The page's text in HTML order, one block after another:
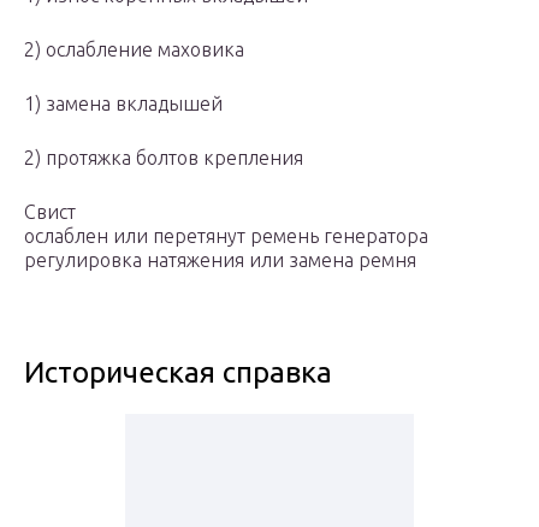
2) ослабление маховика
1) замена вкладышей
2) протяжка болтов крепления
Свист
ослаблен или перетянут ремень генератора
регулировка натяжения или замена ремня
Историческая справка